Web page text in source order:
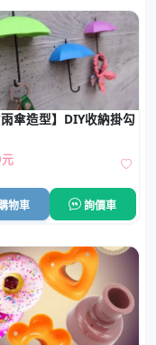
雨傘造型】DIY收納掛勾 -
物車 詢價車